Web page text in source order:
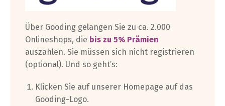
Über Gooding gelangen Sie zu ca. 2.000
Onlineshops, die bis zu 5% Prämien
auszahlen. Sie müssen sich nicht registrieren
(optional). Und so geht’s:
Klicken Sie auf unserer Homepage auf das
Gooding-Logo.